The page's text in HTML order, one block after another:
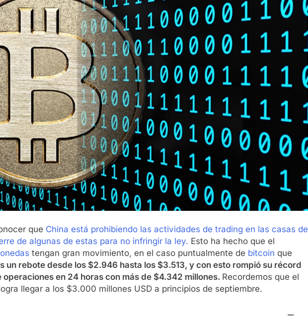
que China está prohibiendo las actividades de trading en las casas de
de algunas de estas para no infringir la ley. Esto ha hecho que el
tengan gran movimiento, en el caso puntualmente de bitcoin que
un rebote desde los $2.946 hasta los $3.513, y con esto rompió su récord
en 24 horas con más de $4.342 millones. Recordemos que el
llegar a los $3.000 millones USD a principios de septiembre.